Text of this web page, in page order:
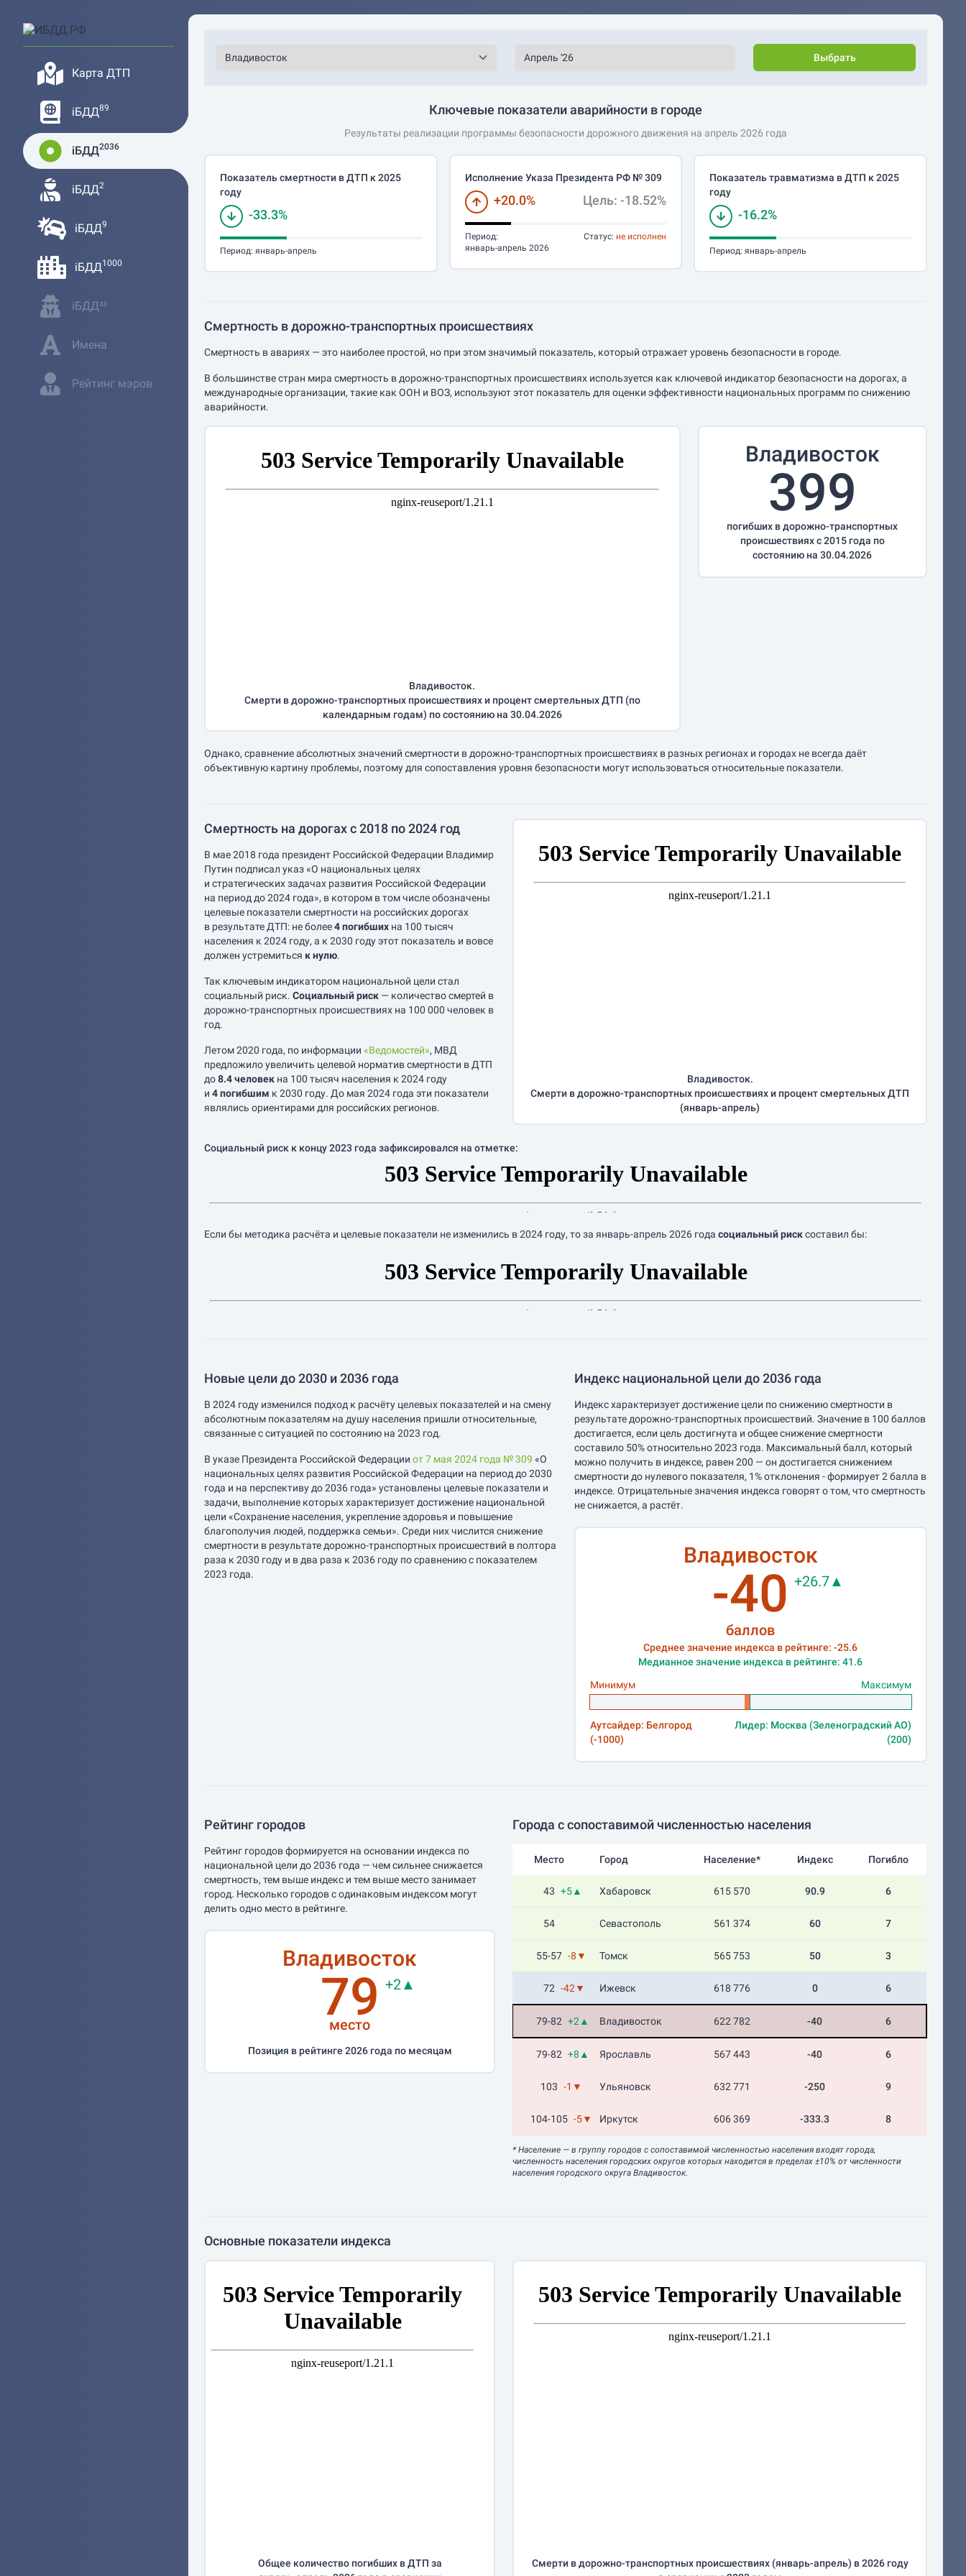
Карта ДТП
iБДД89
iБДД2036
iБДД2
iБДД9
iБДД1000
iБДД³⁸
Имена
Рейтинг мэров
Выбрать
Ключевые показатели аварийности в городе
Результаты реализации программы безопасности дорожного движения на апрель 2026 года
Показатель смертности в ДТП к 2025
году
-33.3%
Период: январь-апрель
Исполнение Указа Президента РФ № 309
+20.0% Цель: -18.52%
Период:
январь-апрель 2026
Статус: не исполнен
Показатель травматизма в ДТП к 2025
году
-16.2%
Период: январь-апрель
Смертность в дорожно-транспортных происшествиях
Смертность в авариях — это наиболее простой, но при этом значимый показатель, который отражает уровень безопасности в городе.
В большинстве стран мира смертность в дорожно-транспортных происшествиях используется как ключевой индикатор безопасности на дорогах, а
международные организации, такие как ООН и ВОЗ, используют этот показатель для оценки эффективности национальных программ по снижению
аварийности.
Владивосток.
Смерти в дорожно-транспортных происшествиях и процент смертельных ДТП (по
календарным годам) по состоянию на 30.04.2026
Владивосток
399
погибших в дорожно-транспортных
происшествиях с 2015 года по
состоянию на 30.04.2026
Однако, сравнение абсолютных значений смертности в дорожно-транспортных происшествиях в разных регионах и городах не всегда даёт
объективную картину проблемы, поэтому для сопоставления уровня безопасности могут использоваться относительные показатели.
Смертность на дорогах с 2018 по 2024 год
В мае 2018 года президент Российской Федерации Владимир
Путин подписал указ «О национальных целях
и стратегических задачах развития Российской Федерации
на период до 2024 года», в котором в том числе обозначены
целевые показатели смертности на российских дорогах
в результате ДТП: не более4 погибших на 100 тысяч
населения к 2024 году, а к 2030 году этот показатель и вовсе
должен устремиться к нулю.
Так ключевым индикатором национальной цели стал
социальный риск. Социальный риск — количество смертей в
дорожно-транспортных происшествиях на 100 000 человек в
год.
Летом 2020 года, по информации «Ведомостей», МВД
предложило увеличить целевой норматив смертности в ДТП
до8.4 человек на 100 тысяч населения к 2024 году
и 4 погибшим к 2030 году. До мая 2024 года эти показатели
являлись ориентирами для российских регионов.
Владивосток.
Смерти в дорожно-транспортных происшествиях и процент смертельных ДТП
(январь-апрель)
Социальный риск к концу 2023 года зафиксировался на отметке:
Если бы методика расчёта и целевые показатели не изменились в 2024 году, то за январь-апрель 2026 года социальный рисксоставил бы:
Новые цели до 2030 и 2036 года
В 2024 году изменился подход к расчёту целевых показателей и на смену
абсолютным показателям на душу населения пришли относительные,
связанные с ситуацией по состоянию на 2023 год.
В указе Президента Российской Федерации от 7 мая 2024 года № 309 «О
национальных целях развития Российской Федерации на период до 2030
года и на перспективу до 2036 года» установлены целевые показатели и
задачи, выполнение которых характеризует достижение национальной
цели «Сохранение населения, укрепление здоровья и повышение
благополучия людей, поддержка семьи». Среди них числится снижение
смертности в результате дорожно-транспортных происшествий в полтора
раза к 2030 году и в два раза к 2036 году по сравнению с показателем
2023 года.
Индекс национальной цели до 2036 года
Индекс характеризует достижение цели по снижению смертности в
результате дорожно-транспортных происшествий. Значение в 100 баллов
достигается, если цель достигнута и общее снижение смертности
составило 50% относительно 2023 года. Максимальный балл, который
можно получить в индексе, равен 200 — он достигается снижением
смертности до нулевого показателя, 1% отклонения - формирует 2 балла в
индексе. Отрицательные значения индекса говорят о том, что смертность
не снижается, а растёт.
Владивосток
-40
баллов
+26.7▲
Среднее значение индекса в рейтинге: -25.6
Медианное значение индекса в рейтинге: 41.6
Минимум
Максимум
Аутсайдер: Белгород
(-1000)
Лидер: Москва (Зеленоградский АО)
(200)
Рейтинг городов
Рейтинг городов формируется на основании индекса по
национальной цели до 2036 года — чем сильнее снижается
смертность, тем выше индекс и тем выше место занимает
город. Несколько городов с одинаковым индексом могут
делить одно место в рейтинге.
Владивосток
79
место
+2▲
Позиция в рейтинге 2026 года по месяцам
Города с сопоставимой численностью населения
Место Город Население* Индекс Погибло
43 +5▲ Хабаровск 615 570 90.9 6
54 Севастополь 561 374 60 7
55-57 -8▼ Томск 565 753 50 3
72 -42▼ Ижевск 618 776 0 6
79-82 +2▲ Владивосток 622 782 -40 6
79-82 +8▲ Ярославль 567 443 -40 6
103 -1▼ Ульяновск 632 771 -250 9
104-105 -5▼ Иркутск 606 369 -333.3 8
* Население — в группу городов с сопоставимой численностью населения входят города,
численность населения городских округов которых находится в пределах ±10% от численности
населения городского округа Владивосток.
Основные показатели индекса
Общее количество погибших в ДТП за
Смерти в дорожно-транспортных происшествиях (январь-апрель) в 2026 году